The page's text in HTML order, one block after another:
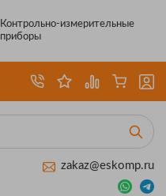
Контрольно-измерительные
приборы
zakaz@eskomp.ru